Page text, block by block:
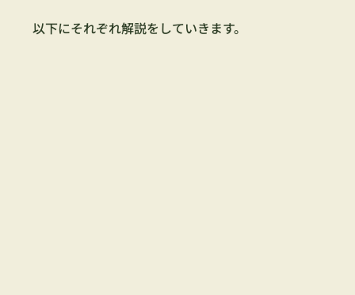
以下にそれぞれ解説をしていきます。